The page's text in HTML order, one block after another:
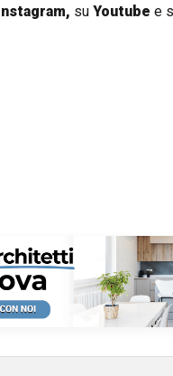
Instagram, su Youtube e